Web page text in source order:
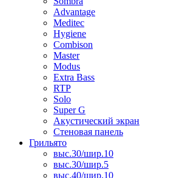
Advantage
Meditec
Hygiene
Combison
Master
Modus
Extra Bass
RTP
Solo
Super G
Акустический экран
Стеновая панель
Грильято
выс.30/шир.10
выс.30/шир.5
выс.40/шир.10